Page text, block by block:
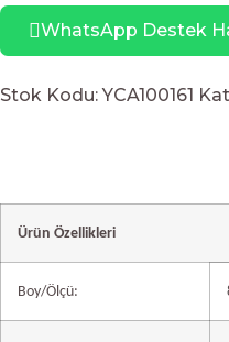
WhatsApp Destek
Stok Kodu:YCA100161
Ürün Özellikleri
Boy/Ölçü: